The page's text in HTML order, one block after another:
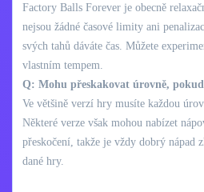
Factory Balls Forever je obecně
nejsou žádné časové limity ani
svých tahů dáváte čas. Můžete
vlastním tempem.
Q: Mohu přeskakovat úrovně, pokud
Ve většině verzí hry musíte každou
Některé verze však mohou nabízet
přeskočení, takže je vždy dobrý nápad
dané hry.